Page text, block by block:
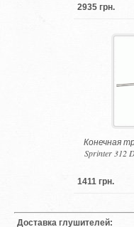
2935 грн.
Конечная
Sprinter 312
1411 грн.
Доставка глушителей: